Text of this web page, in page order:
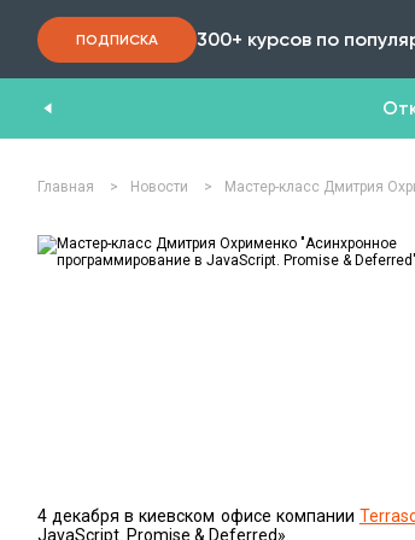
ПОДПИСКА 300+ курсов по
Главная > Новости > Мастер-класс Дмитрия
4 декабря в киевском oфисе компании
JavaScript. Promise & Deferred».